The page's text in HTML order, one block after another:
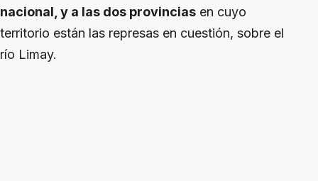
nacional, y a las dos provincias en cuyo
territorio están las represas en cuestión, sobre el
río Limay.